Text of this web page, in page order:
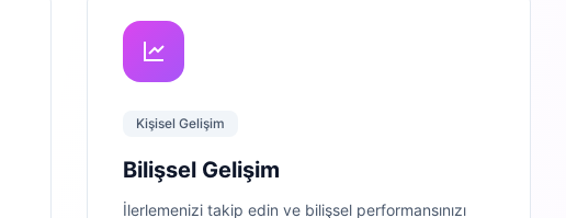
Kişisel Gelişim
Bilişsel Gelişim
İlerlemenizi takip edin ve bilişsel performansınızı